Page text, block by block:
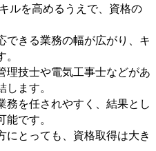
ルを高めるうえで、資格の
できる業務の幅が広がり、キ
理技士や電気工事士などがあ
ます。
務を任されやすく、結果とし
です。
とっても、資格取得は大き